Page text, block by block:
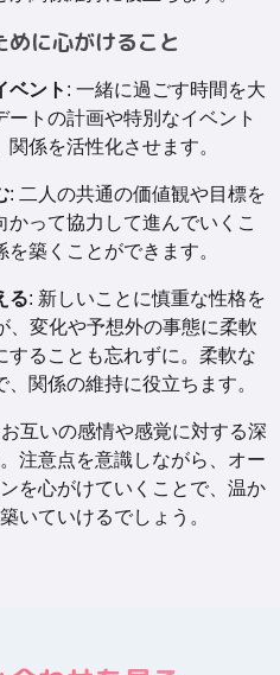
めに心がけること
ベント : 一緒に過ごす時間を大
ートの計画や特別なイベント
係を活性化させます。
: 二人の共通の価値観や目標を
かって協力して進んでいくこ
築くことができます。
る: 新しいことに慎重な性格を
、変化や予想外の事態に柔軟
することも忘れずに。柔軟な
関係の維持に役立ちます。
互いの感情や感覚に対する深
注意点を意識しながら、オー
を心がけていくことで、温か
いていけるでしょう。